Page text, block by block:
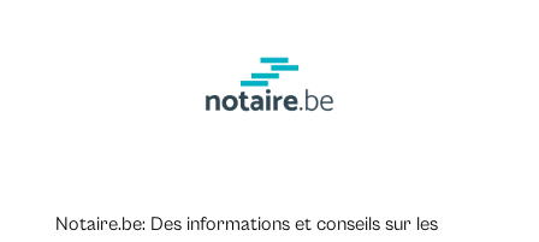
Notaire.be: Des informations et conseils sur les